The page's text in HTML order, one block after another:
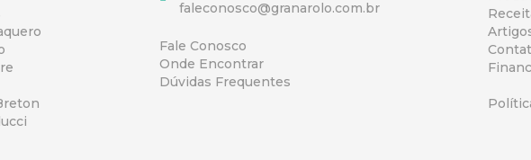
faleconosco@granarolo.com.br
Fale Conosco
Onde Encontrar
Dúvidas Frequentes